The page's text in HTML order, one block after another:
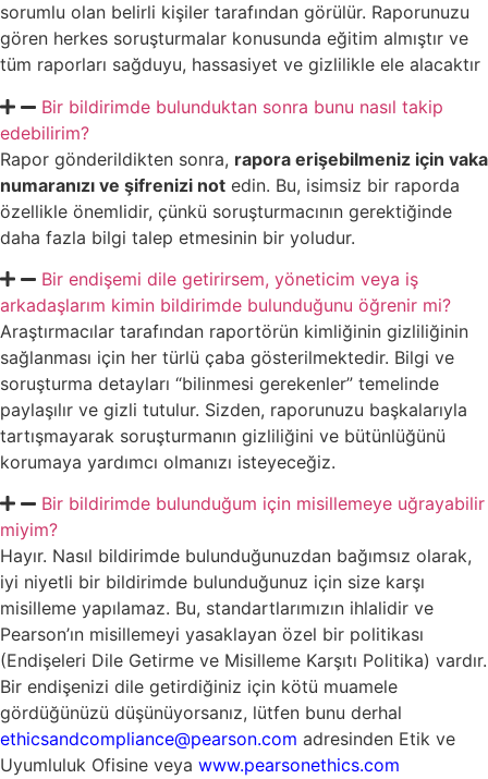
sorumlu olan belirli kişiler tarafından görülür. Raporunuzu
gören herkes soruşturmalar konusunda eğitim almıştır ve
tüm raporları sağduyu, hassasiyet ve gizlilikle ele alacaktır
Bir bildirimde bulunduktan sonra bunu nasıl takip
edebilirim?
Rapor gönderildikten sonra, rapora erişebilmeniz için vaka
numaranızı ve şifrenizi not edin. Bu, isimsiz bir raporda
özellikle önemlidir, çünkü soruşturmacının gerektiğinde
daha fazla bilgi talep etmesinin bir yoludur.
Bir endişemi dile getirirsem, yöneticim veya iş
arkadaşlarım kimin bildirimde bulunduğunu öğrenir mi?
Araştırmacılar tarafından raportörün kimliğinin gizliliğinin
sağlanması için her türlü çaba gösterilmektedir. Bilgi ve
soruşturma detayları “bilinmesi gerekenler” temelinde
paylaşılır ve gizli tutulur. Sizden, raporunuzu başkalarıyla
tartışmayarak soruşturmanın gizliliğini ve bütünlüğünü
korumaya yardımcı olmanızı isteyeceğiz.
Bir bildirimde bulunduğum için misillemeye uğrayabilir
miyim?
Hayır. Nasıl bildirimde bulunduğunuzdan bağımsız olarak,
iyi niyetli bir bildirimde bulunduğunuz için size karşı
misilleme yapılamaz. Bu, standartlarımızın ihlalidir ve
Pearson’ın misillemeyi yasaklayan özel bir politikası
(Endişeleri Dile Getirme ve Misilleme Karşıtı Politika) vardır.
Bir endişenizi dile getirdiğiniz için kötü muamele
gördüğünüzü düşünüyorsanız, lütfen bunu derhal
ethicsandcompliance@pearson.com adresinden Etik ve
Uyumluluk Ofisine veya www.pearsonethics.com